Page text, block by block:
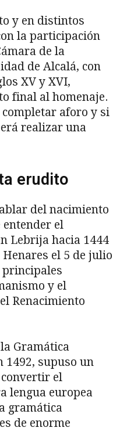
y en distintos
la participación
de la
de Alcalá, con
XV y XVI,
final al homenaje.
aforo y si
realizar una
erudito
del nacimiento
entender el
Lebrija hacia 1444
el 5 de julio
principales
y el
Renacimiento
Gramática
1492, supuso un
el
lengua europea
gramática
de enorme